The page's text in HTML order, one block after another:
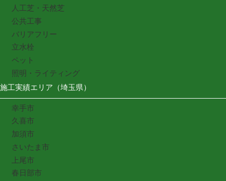
人工芝・天然芝
公共工事
バリアフリー
立水栓
ペット
照明・ライティング
施工実績エリア（埼玉県）
幸手市
久喜市
加須市
さいたま市
上尾市
春日部市